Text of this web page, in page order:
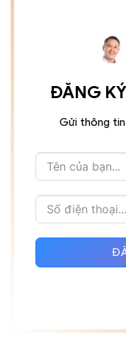
ĐĂNG
Gửi thông tin